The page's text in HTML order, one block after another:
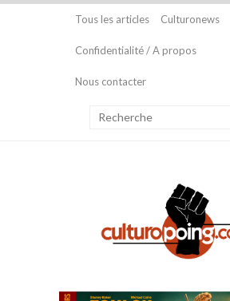
Tous les articles Culturonews
Confidentialité / A propos
Nous contacter